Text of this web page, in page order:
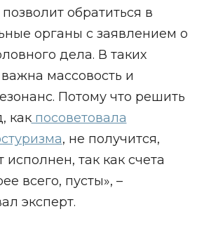
обратиться в
органы с заявлением о
дела. В таких
массовость и
Потому что решить
какпосоветовала
, не получится,
исполнен, так как счета
всего, пусты», –
эксперт.